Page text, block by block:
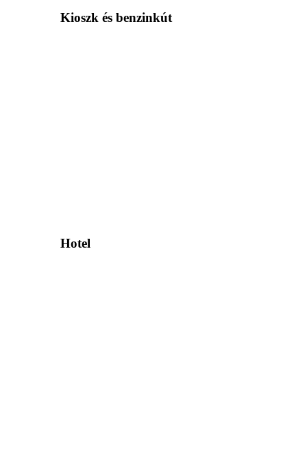
Kioszk és benzinkút
Hotel